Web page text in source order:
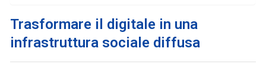
Trasformare il digitale in una
infrastruttura sociale diffusa